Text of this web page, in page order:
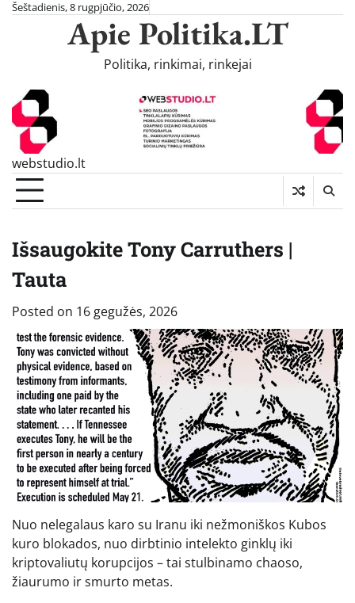
SkipŠeštadienis, 8 rugpjūčio, 2026
Apie Politika.LT
Politika, rinkimai, rinkejai
webstudio.lt
Išsaugokite Tony Carruthers |
Tauta
Posted on 16 gegužės, 2026
Nuo nelegalaus karo su Iranu iki nežmoniškos Kubos
kuro blokados, nuo dirbtinio intelekto ginklų iki
kriptovaliutų korupcijos – tai stulbinamo chaoso,
žiaurumo ir smurto metas.